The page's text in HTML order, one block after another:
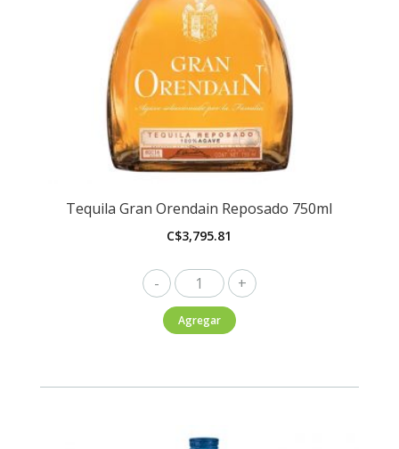
Tequila Gran Orendain Reposado 750ml
C$3,795.81
Tequila
Gran
Orendain
Agregar